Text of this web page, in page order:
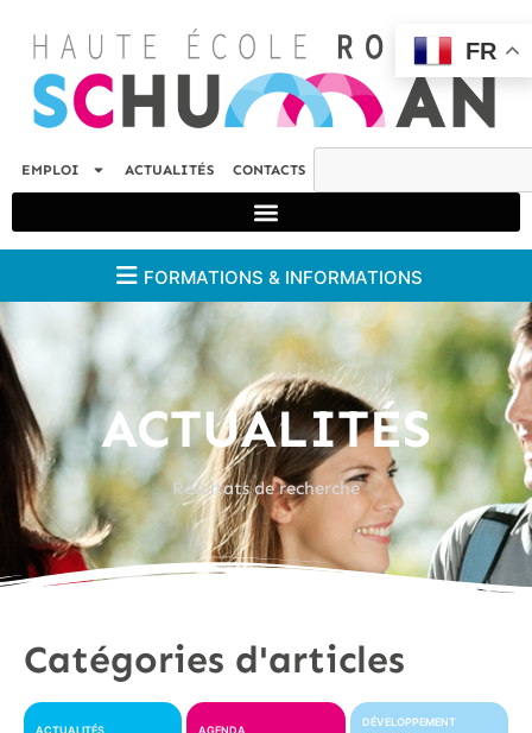
EMPLOI ACTUALITÉS CONTACTS
FORMATIONS & INFORMATIONS
ACTUALITÉS
Résultats de recherche
Catégories d'articles
ACTUALITÉS AGENDA
DÉVELOPPEMENT
FR